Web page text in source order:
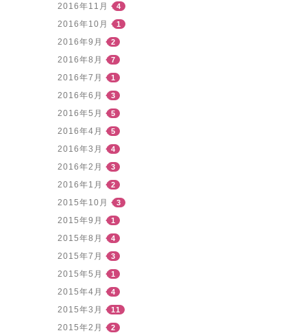
2016年11月 4
2016年10月 1
2016年9月 2
2016年8月 7
2016年7月 1
2016年6月 3
2016年5月 5
2016年4月 5
2016年3月 4
2016年2月 3
2016年1月 2
2015年10月 3
2015年9月 1
2015年8月 4
2015年7月 3
2015年5月 1
2015年4月 4
2015年3月 11
2015年2月 2